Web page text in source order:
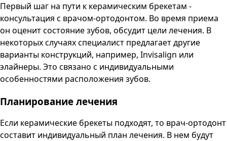
Первый шаг на пути к керамическим брекетам -
консультация с врачом-ортодонтом. Во время приема
он оценит состояние зубов, обсудит цели лечения. В
некоторых случаях специалист предлагает другие
варианты конструкций, например, Invisalign или
элайнеры. Это связано с индивидуальными
особенностями расположения зубов.
Планирование лечения
Если керамические брекеты подходят, то врач-ортодонт
составит индивидуальный план лечения. В нем будут